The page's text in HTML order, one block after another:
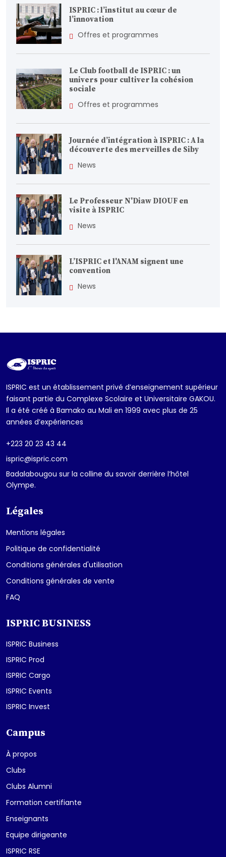
ISPRIC : l’institut au cœur de
l’innovation
Offres et programmes
Le Club football de ISPRIC : un
univers pour cultiver la cohésion
sociale
Offres et programmes
Journée d’intégration à ISPRIC : A la
découverte des merveilles de Siby
News
Le Professeur N'Diaw DIOUF en
visite à ISPRIC
News
L’ISPRIC et l'ANAM signent une
convention
News
ISPRIC est un établissement privé d’enseignement supérieur
faisant partie du Complexe Scolaire et Universitaire GAKOU.
Il a été créé à Bamako au Mali en 1999 avec plus de 25
années d’expériences
+223 20 23 43 44
ispric@ispric.com
Badalabougou sur la colline du savoir derrière l’hôtel
Olympe.
Légales
Mentions légales
Politique de confidentialité
Conditions générales d'utilisation
Conditions générales de vente
FAQ
ISPRIC BUSINESS
ISPRIC Business
ISPRIC Prod
ISPRIC Cargo
ISPRIC Events
ISPRIC Invest
Campus
À propos
Clubs
Clubs Alumni
Formation certifiante
Enseignants
Equipe dirigeante
ISPRIC RSE